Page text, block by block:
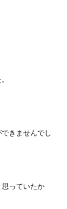
きませんでし
っていたか